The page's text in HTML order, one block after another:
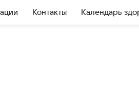
Контакты Календарь